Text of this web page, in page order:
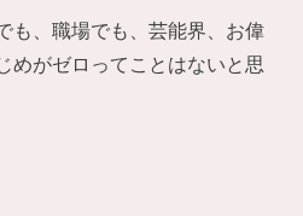
も、職場でも、芸能界、お偉
めがゼロってことはないと思